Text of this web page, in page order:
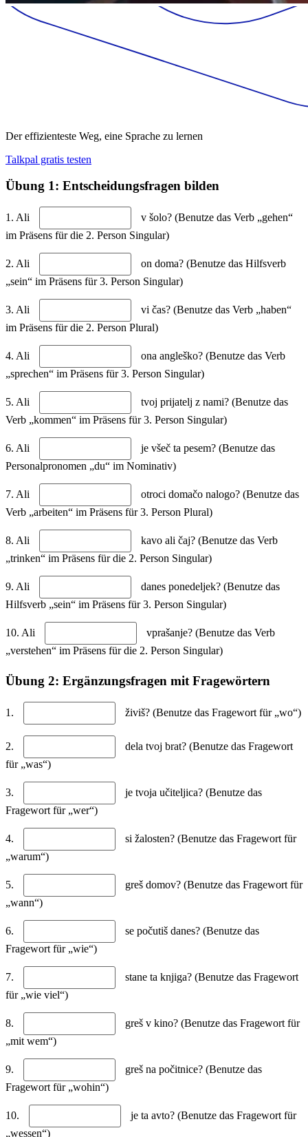
Der effizienteste Weg, eine Sprache zu lernen
Talkpal gratis testen
Übung 1: Entscheidungsfragen bilden
1. Ali
v šolo? (Benutze das Verb „gehen“
im Präsens für die 2. Person Singular)
2. Ali
on doma? (Benutze das Hilfsverb
„sein“ im Präsens für 3. Person Singular)
3. Ali
vi čas? (Benutze das Verb „haben“
im Präsens für die 2. Person Plural)
4. Ali
ona angleško? (Benutze das Verb
„sprechen“ im Präsens für 3. Person Singular)
5. Ali
tvoj prijatelj z nami? (Benutze das
Verb „kommen“ im Präsens für 3. Person Singular)
6. Ali
je všeč ta pesem? (Benutze das
Personalpronomen „du“ im Nominativ)
7. Ali
otroci domačo nalogo? (Benutze das
Verb „arbeiten“ im Präsens für 3. Person Plural)
8. Ali
kavo ali čaj? (Benutze das Verb
„trinken“ im Präsens für die 2. Person Singular)
9. Ali
danes ponedeljek? (Benutze das
Hilfsverb „sein“ im Präsens für 3. Person Singular)
10. Ali
vprašanje? (Benutze das Verb
„verstehen“ im Präsens für die 2. Person Singular)
Übung 2: Ergänzungsfragen mit Fragewörtern
1. živiš? (Benutze das Fragewort für „wo“)
2.
dela tvoj brat? (Benutze das Fragewort
für „was“)
3.
je tvoja učiteljica? (Benutze das
Fragewort für „wer“)
4.
si žalosten? (Benutze das Fragewort für
„warum“)
5.
greš domov? (Benutze das Fragewort für
„wann“)
6.
se počutiš danes? (Benutze das
Fragewort für „wie“)
7.
stane ta knjiga? (Benutze das Fragewort
für „wie viel“)
8.
greš v kino? (Benutze das Fragewort für
„mit wem“)
9.
greš na počitnice? (Benutze das
Fragewort für „wohin“)
10.
je ta avto? (Benutze das Fragewort für
„wessen“)